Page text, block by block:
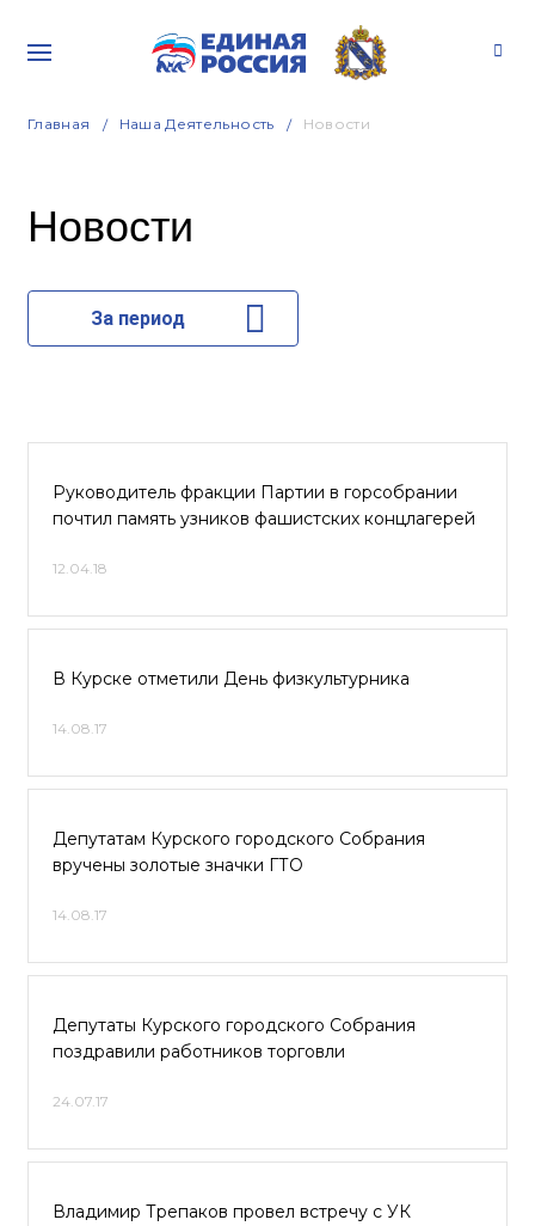
Главная Наша Деятельность Новости
Новости
За период
Руководитель фракции Партии в горсобрании
почтил память узников фашистских концлагерей
12.04.18
В Курске отметили День физкультурника
14.08.17
Депутатам Курского городского Собрания
вручены золотые значки ГТО
14.08.17
Депутаты Курского городского Собрания
поздравили работников торговли
24.07.17
Владимир Трепаков провел встречу с УК